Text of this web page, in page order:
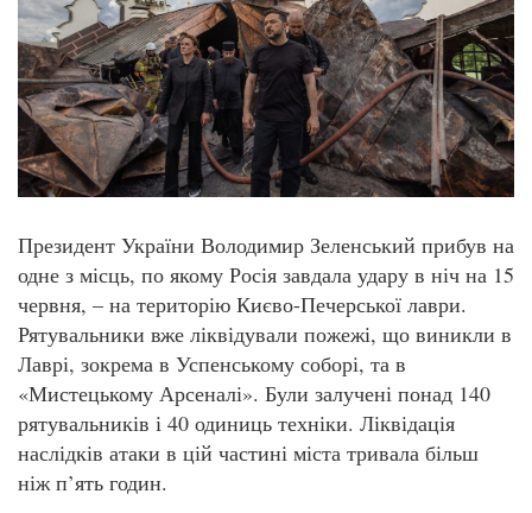
Президент України Володимир Зеленський прибув на
одне з місць, по якому Росія завдала удару в ніч на 15
червня, – на територію Києво-Печерської лаври.
Рятувальники вже ліквідували пожежі, що виникли в
Лаврі, зокрема в Успенському соборі, та в
«Мистецькому Арсеналі». Були залучені понад 140
рятувальників і 40 одиниць техніки. Ліквідація
наслідків атаки в цій частині міста тривала більш
ніж п’ять годин.